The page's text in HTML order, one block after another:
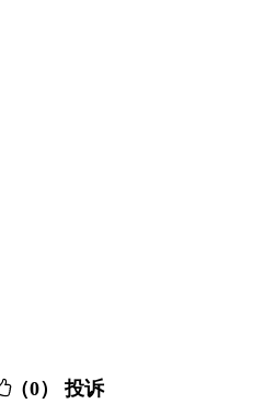
（0） 投诉